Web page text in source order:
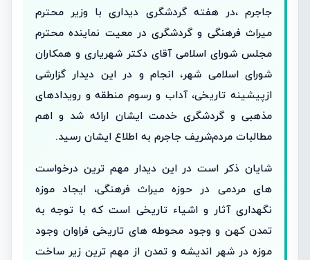
جاجرم ،در هفته گردشگری دیداری با وزیر محترم
میراث فرهنگی و گردشگری در معیت نماینده محترم
مجلس شورای اسلامی آقای دکتر شهریاری و همکاران
شورای اسلامی شهر، انجام و در این دیدار گزارشی
ازپیشینه تاریخی، آداب و رسوم منطقه و رویدادهای
مذهبی و گردشگری خدمت ایشان ارائه شد و اهم
مطالبات مردم‌شریف جاجرم به اطلاع ایشان رسید.
شایان ذکر است در این دیدار مهم ترین درخواست
های مردمی در حوزه میراث فرهنگی، ایجاد موزه
نگهداری آثار و اشیاء تاریخی است که با توجه به
تمدن کهن و وجود محوطه های تاریخی فراوان وجود
موزه در شهر اندیشه و تمدن از مهم ترین زیر ساخت